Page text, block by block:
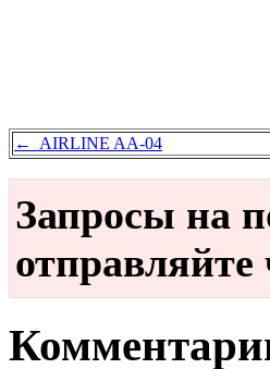
← AIRLINE AA-04
Запросы на